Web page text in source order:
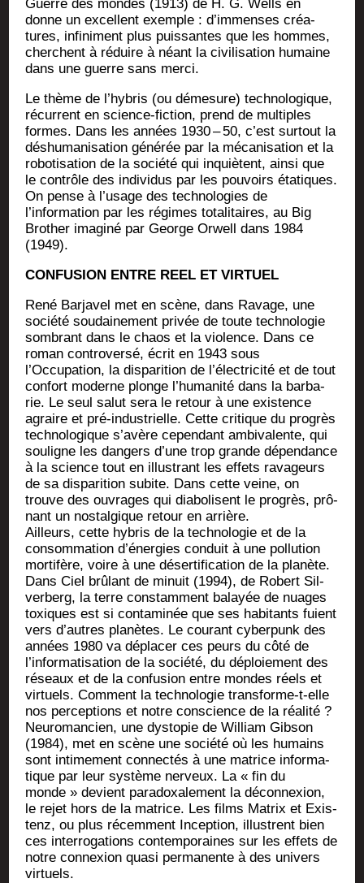
Guerre des mondes (1913) de H. G. Wells en
donne un excellent exemple : d’immenses créa­
tures, infi­ni­ment plus puis­santes que les hommes,
cherchent à réduire à néant la civi­li­sa­tion humaine
dans une guerre sans merci.
Le thème de l’hybris (ou déme­sure) tech­no­lo­gique,
récur­rent en science-fic­tion, prend de mul­tiples
formes. Dans les années 1930 – 50, c’est sur­tout la
déshu­ma­ni­sa­tion géné­rée par la méca­ni­sa­tion et la
robo­ti­sa­tion de la socié­té qui inquiètent, ain­si que
le contrôle des indi­vi­dus par les pou­voirs éta­tiques.
On pense à l’usage des tech­no­lo­gies de
l’information par les régimes tota­li­taires, au Big
Bro­ther ima­gi­né par George Orwell dans 1984
(1949).
CONFUSION ENTRE REEL ET VIRTUEL
René Bar­ja­vel met en scène, dans Ravage, une
socié­té sou­dai­ne­ment pri­vée de toute tech­no­lo­gie
som­brant dans le chaos et la vio­lence. Dans ce
roman contro­ver­sé, écrit en 1943 sous
l’Occupation, la dis­pa­ri­tion de l’électricité et de tout
confort moderne plonge l’humanité dans la bar­ba­
rie. Le seul salut sera le retour à une exis­tence
agraire et pré-indus­trielle. Cette cri­tique du pro­grès
tech­no­lo­gique s’avère cepen­dant ambi­va­lente, qui
sou­ligne les dan­gers d’une trop grande dépen­dance
à la science tout en illus­trant les effets rava­geurs
de sa dis­pa­ri­tion subite. Dans cette veine, on
trouve des ouvrages qui dia­bo­lisent le pro­grès, prô­
nant un nos­tal­gique retour en arrière.
Ailleurs, cette hybris de la tech­no­lo­gie et de la
consom­ma­tion d’énergies conduit à une pol­lu­tion
mor­ti­fère, voire à une déser­ti­fi­ca­tion de la pla­nète.
Dans Ciel brû­lant de minuit (1994), de Robert Sil­
ver­berg, la terre constam­ment balayée de nuages
toxiques est si conta­mi­née que ses habi­tants fuient
vers d’autres pla­nètes. Le cou­rant cyber­punk des
années 1980 va dépla­cer ces peurs du côté de
l’informatisation de la socié­té, du déploie­ment des
réseaux et de la confu­sion entre mondes réels et
vir­tuels. Com­ment la tech­no­lo­gie trans­forme-t-elle
nos per­cep­tions et notre conscience de la réa­li­té ?
Neu­ro­man­cien, une dys­to­pie de William Gib­son
(1984), met en scène une socié­té où les humains
sont inti­me­ment connec­tés à une matrice infor­ma­
tique par leur sys­tème ner­veux. La « fin du
monde » devient para­doxa­le­ment la décon­nexion,
le rejet hors de la matrice. Les films Matrix et Exis­
tenz, ou plus récem­ment Incep­tion, illus­trent bien
ces inter­ro­ga­tions contem­po­raines sur les effets de
notre connexion qua­si per­ma­nente à des uni­vers
virtuels.